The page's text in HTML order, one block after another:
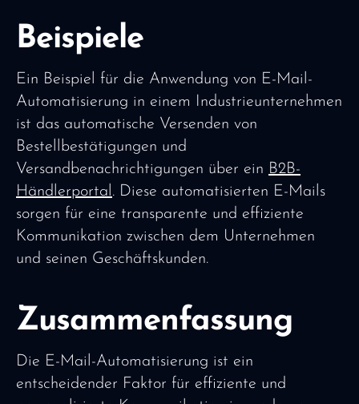
Beispiele
Ein Beispiel für die Anwendung von E-Mail-
Automatisierung in einem Industrieunternehmen
ist das automatische Versenden von
Bestellbestätigungen und
Versandbenachrichtigungen über ein B2B-
Händlerportal. Diese automatisierten E-Mails
sorgen für eine transparente und effiziente
Kommunikation zwischen dem Unternehmen
und seinen Geschäftskunden.
Zusammenfassung
Die E-Mail-Automatisierung ist ein
entscheidender Faktor für effiziente und